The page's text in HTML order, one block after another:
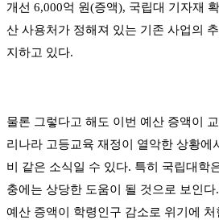
개선 6,000억 원(증액), 국립대 기자재
산 사용처가 정해져 있는 기존 사업의
지하고 있다.
물론 그렇다고 해도 이번 예산 증액이
리나라 고등교육 재정이 열악한 상황에
비 같은 소식일 수 있다. 특히 국립대학
충에는 상당한 도움이 될 것으로 보인다.
예산 증액이 학령인구 감소로 위기에